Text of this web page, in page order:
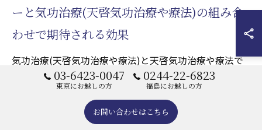
ーと気功治療(天啓気功治療や療法)の組み合
わせで期待される効果
気功治療(天啓気功治療や療法)と天啓気功治療や療法で
活性化するクンダリニーを組み合わせることで、骨折や
功治療(天啓気功治療や療法)は体内のエネルギーを流す
03-6423-0047
東京にお越しの方
0244-22-6823
福島にお越しの方
お問い合わせはこちら